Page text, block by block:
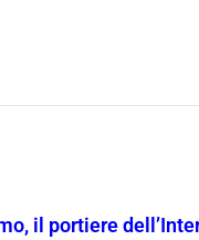
il portiere